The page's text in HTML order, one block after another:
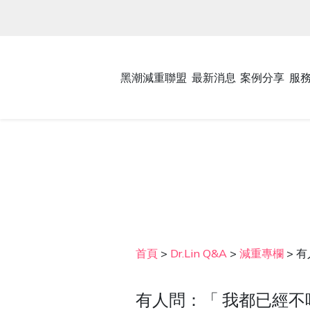
黑潮減重聯盟 最新消息 案例分享 服
首頁 > Dr.Lin Q&A >減重專欄 >有
有人問：「 我都已經